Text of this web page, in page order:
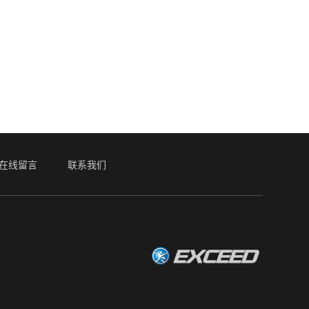
线留言 联系我们